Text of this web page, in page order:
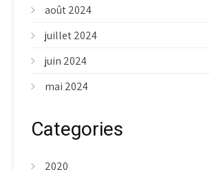
août 2024
juillet 2024
juin 2024
mai 2024
Categories
2020